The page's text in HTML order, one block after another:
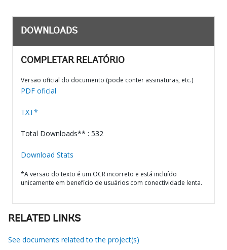
DOWNLOADS
COMPLETAR RELATÓRIO
Versão oficial do documento (pode conter assinaturas, etc.)
PDF oficial
TXT*
Total Downloads** : 532
Download Stats
*A versão do texto é um OCR incorreto e está incluído
unicamente em benefício de usuários com conectividade lenta.
RELATED LINKS
See documents related to the project(s)